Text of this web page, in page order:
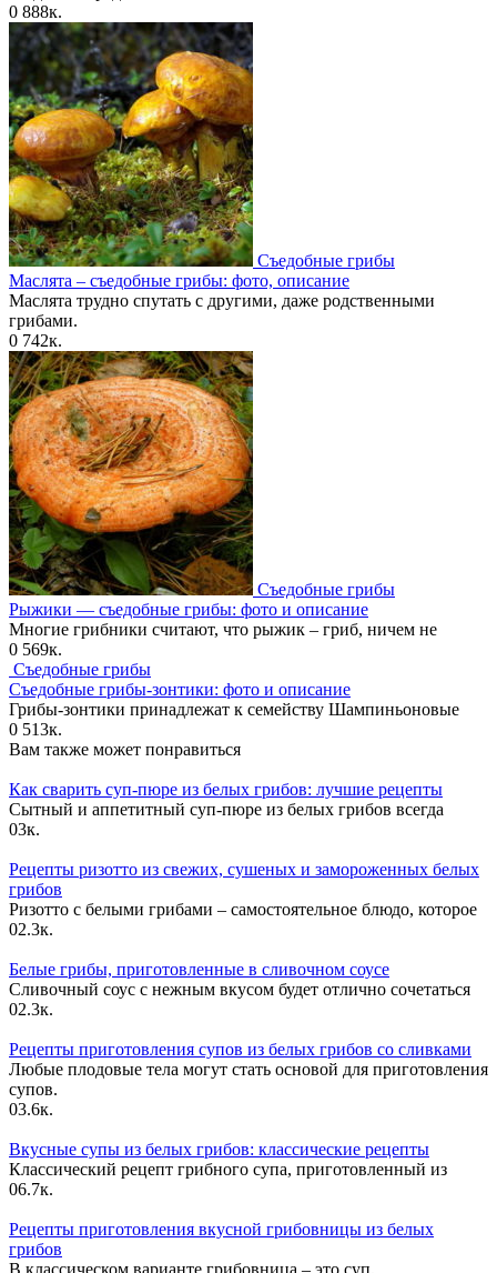
0 888к.
Съедобные грибы
Маслята – съедобные грибы: фото, описание
Маслята трудно спутать с другими, даже родственными
грибами.
0 742к.
Съедобные грибы
Рыжики — съедобные грибы: фото и описание
Многие грибники считают, что рыжик – гриб, ничем не
0 569к.
Съедобные грибы
Съедобные грибы-зонтики: фото и описание
Грибы-зонтики принадлежат к семейству Шампиньоновые
0 513к.
Вам также может понравиться
Как сварить суп-пюре из белых грибов: лучшие рецепты
Сытный и аппетитный суп-пюре из белых грибов всегда
03к.
Рецепты ризотто из свежих, сушеных и замороженных белых
грибов
Ризотто с белыми грибами – самостоятельное блюдо, которое
02.3к.
Белые грибы, приготовленные в сливочном соусе
Сливочный соус с нежным вкусом будет отлично сочетаться
02.3к.
Рецепты приготовления супов из белых грибов со сливками
Любые плодовые тела могут стать основой для приготовления
супов.
03.6к.
Вкусные супы из белых грибов: классические рецепты
Классический рецепт грибного супа, приготовленный из
06.7к.
Рецепты приготовления вкусной грибовницы из белых
грибов
В классическом варианте грибовница – это суп,